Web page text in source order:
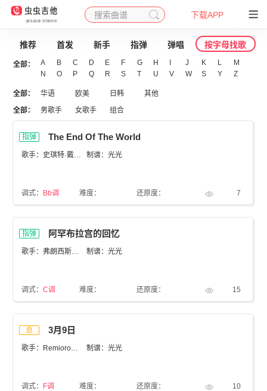
搜索曲谱 下载APP
推荐 首发 新手 指弹 弹唱 按字母找歌
全部： A B C D E F G H J K L
M
N
O P Q R S T U V W S Y Z
全部： 华语 欧美 日韩
其他
全部：
男歌手 女歌手 组合
指弹 The End Of The World
歌手：史琪特·戴维丝 制谱：光光
调式： Bb调 难度： 还原度： 7
指弹 阿罕布拉宫的回忆
歌手：弗朗西斯科·泰雷 制谱：光光
调式：C调 难度： 还原度： 15
总 3月9日
歌手：Remioromen 制谱：光光
调式： F调 难度： 还原度： 10